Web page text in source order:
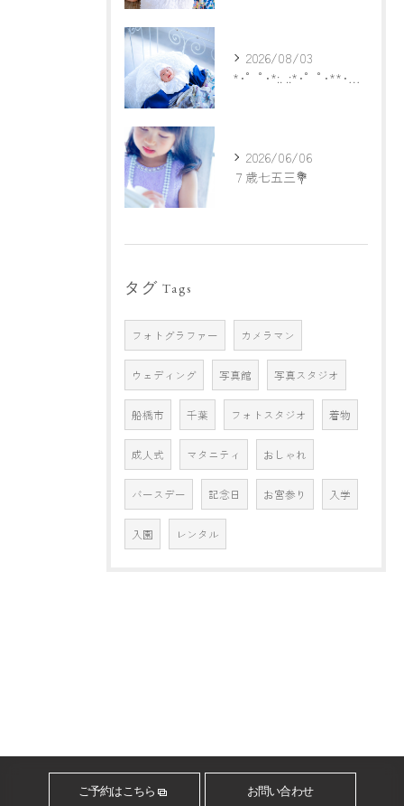
2026/08/03
*･゜ﾟ･*:. .:*･゜ﾟ･**･゜ﾟ･*:.
2026/06/06
７歳七五三💐
タグ Tags
フォトグラファー カメラマン
ウェディング 写真館 写真スタジオ
船橋市 千葉 フォトスタジオ 着物
成人式 マタニティ おしゃれ
バースデー 記念日 お宮参り 入学
入園 レンタル
ご予約はこちら お問い合わせ